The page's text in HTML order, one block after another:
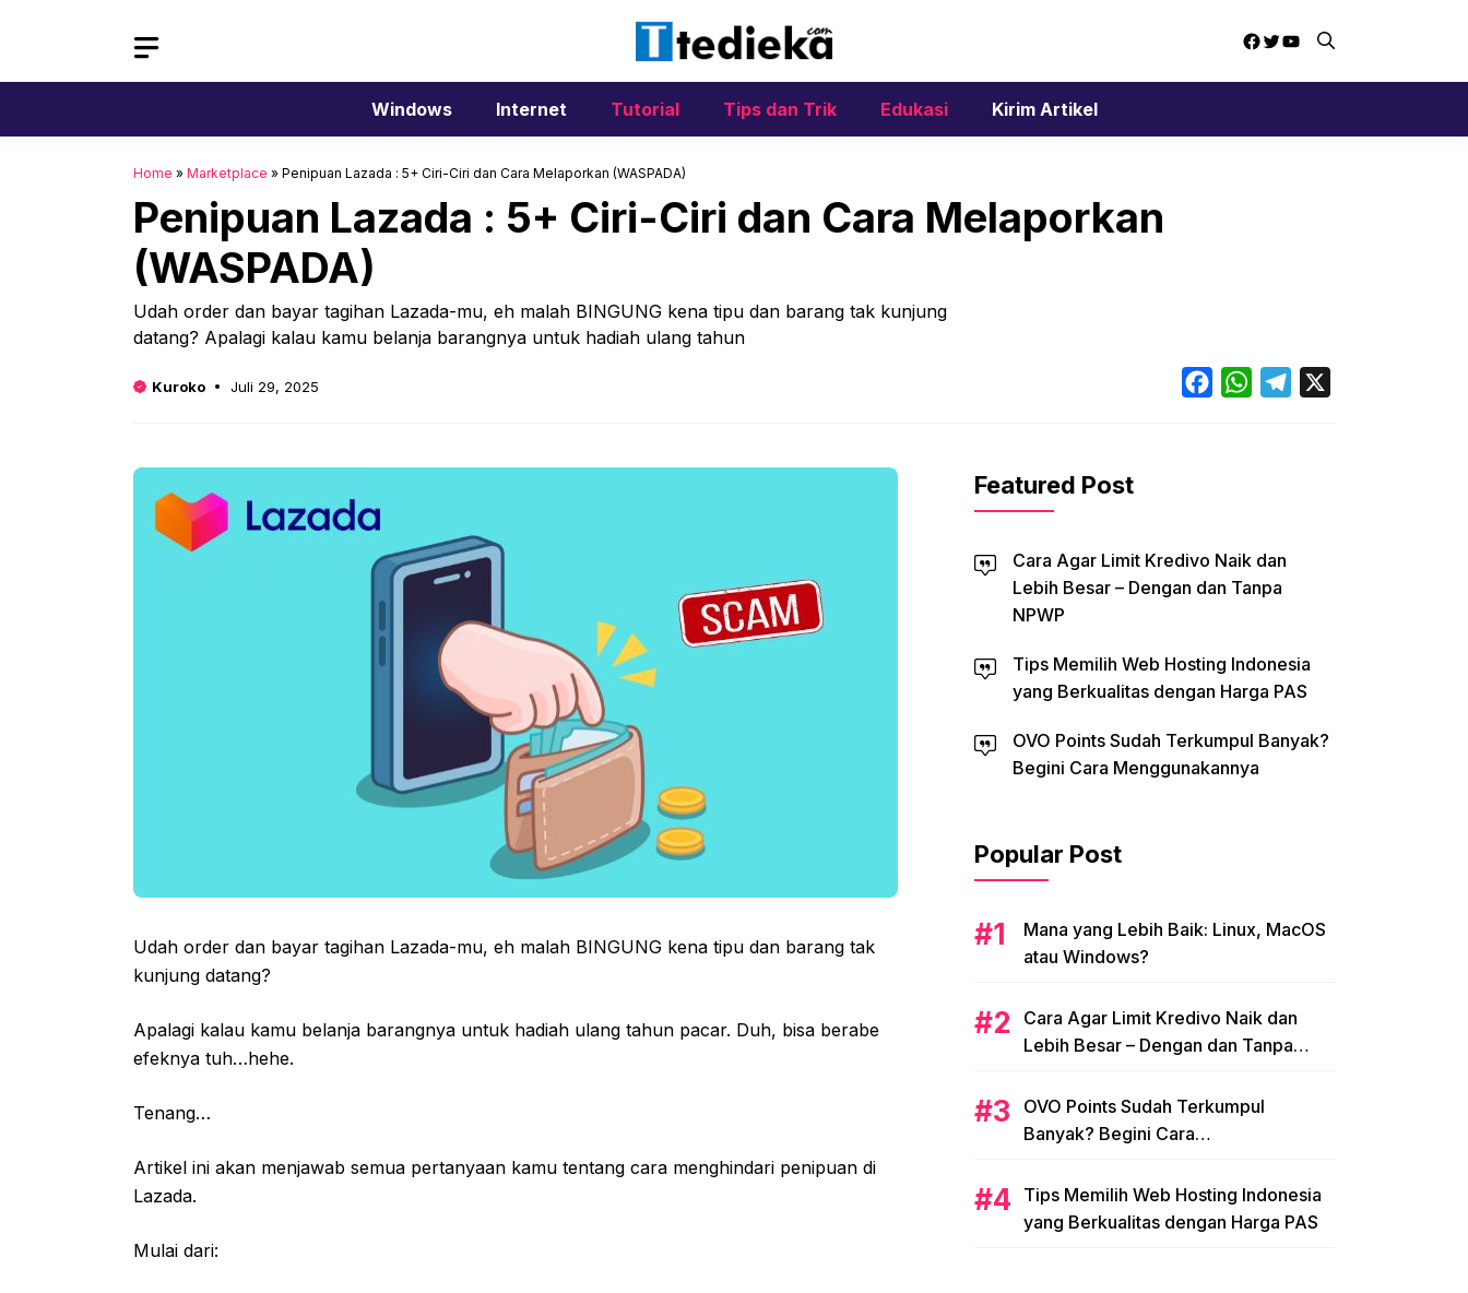
Facebook
Twitter
YouTube
Windows Internet Tutorial Tips dan Trik Edukasi Kirim Artikel
Home » Marketplace » Penipuan Lazada : 5+ Ciri-Ciri dan Cara Melaporkan (WASPADA)
Penipuan Lazada : 5+ Ciri-Ciri dan Cara Melaporkan
(WASPADA)
Udah order dan bayar tagihan Lazada-mu, eh malah BINGUNG kena tipu dan barang tak kunjung
datang? Apalagi kalau kamu belanja barangnya untuk hadiah ulang tahun
Kuroko Juli 29, 2025 FacebookWhatsAppTelegram
Udah order dan bayar tagihan Lazada-mu, eh malah BINGUNG kena tipu dan barang tak
kunjung datang?
Apalagi kalau kamu belanja barangnya untuk hadiah ulang tahun pacar. Duh, bisa berabe
efeknya tuh…hehe.
Tenang…
Artikel ini akan menjawab semua pertanyaan kamu tentang cara menghindari penipuan di
Lazada.
Mulai dari:
Featured Post
Cara Agar Limit Kredivo Naik dan
Lebih Besar – Dengan dan Tanpa
NPWP
Tips Memilih Web Hosting Indonesia
yang Berkualitas dengan Harga PAS
OVO Points Sudah Terkumpul Banyak?
Begini Cara Menggunakannya
Popular Post
Mana yang Lebih Baik: Linux, MacOS
atau Windows?
Cara Agar Limit Kredivo Naik dan
Lebih Besar – Dengan dan Tanpa
OVO Points Sudah Terkumpul
Banyak? Begini Cara
Tips Memilih Web Hosting Indonesia
yang Berkualitas dengan Harga PAS